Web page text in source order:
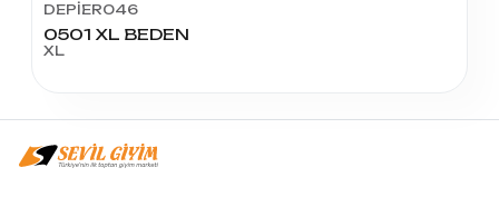
DEPİER046
0501 XL BEDEN
XL